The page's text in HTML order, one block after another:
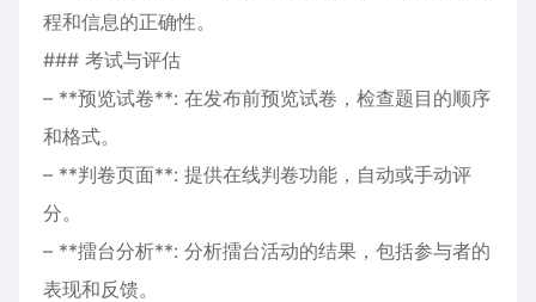
程和信息的正确性。
### 考试与评估
– **预览试卷**: 在发布前预览试卷，检查题目的顺序
和格式。
– **判卷页面**: 提供在线判卷功能，自动或手动评
分。
– **擂台分析**: 分析擂台活动的结果，包括参与者的
表现和反馈。